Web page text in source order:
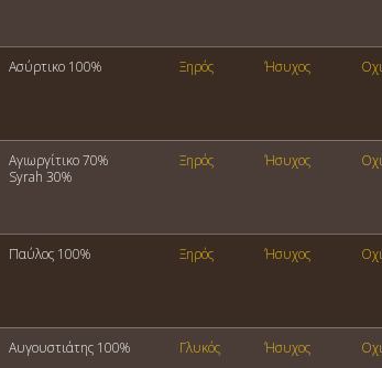
Ασύρτικο 100% Ξηρός Ήσυχος Οχι
Αγιωργίτικο 70%
Syrah 30%
Ξηρός Ήσυχος Οχι
Παύλος 100% Ξηρός Ήσυχος Οχι
Αυγουστιάτης 100% Γλυκός Ήσυχος Οχι